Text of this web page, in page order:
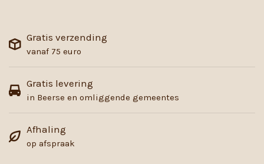
Gratis verzending
vanaf 75 euro
Gratis levering
in Beerse en omliggende gemeentes
Afhaling
op afspraak